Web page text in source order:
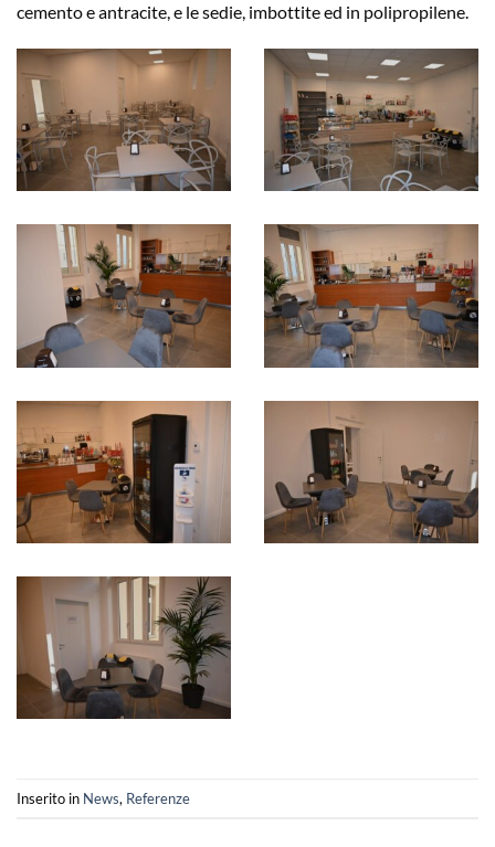
cemento e antracite, e le sedie, imbottite ed in polipropilene.
Inserito in News, Referenze